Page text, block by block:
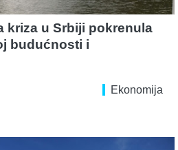
kriza u Srbiji pokrenula
budućnosti i
Ekonomija